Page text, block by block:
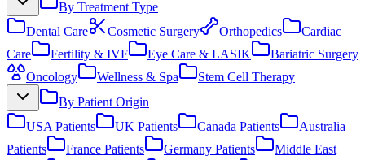
By Treatment Type
Dental Care
Cosmetic Surgery Orthopedics
Cardiac
Care
Fertility & IVF Eye Care & LASIK
Bariatric Surgery
Oncology
Wellness & Spa
Stem Cell Therapy
By Patient Origin
USA Patients
UK Patients Canada Patients
Australia
Patients
France Patients Germany Patients
Middle East